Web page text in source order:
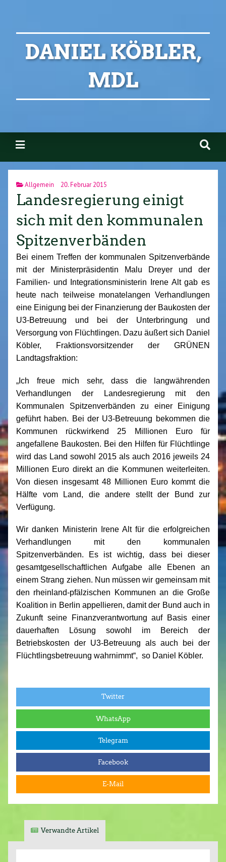
DANIEL KÖBLER,
MDL
Allgemein 20. Februar 2015
Landesregierung einigt
sich mit den kommunalen
Spitzenverbänden
Bei einem Treffen der kommunalen Spitzenverbände
mit der Ministerpräsidentin Malu Dreyer und der
Familien- und Integrationsministerin Irene Alt gab es
heute nach teilweise monatelangen Verhandlungen
eine Einigung bei der Finanzierung der Baukosten der
U3-Betreuung und bei der Unterbringung und
Versorgung von Flüchtlingen. Dazu äußert sich Daniel
Köbler, Fraktionsvorsitzender der GRÜNEN
Landtagsfraktion:
„Ich freue mich sehr, dass die langwährenden
Verhandlungen der Landesregierung mit den
Kommunalen Spitzenverbänden zu einer Einigung
geführt haben. Bei der U3-Betreuung bekommen die
Kommunen rückwirkend 25 Millionen Euro für
angefallene Baukosten. Bei den Hilfen für Flüchtlinge
wird das Land sowohl 2015 als auch 2016 jeweils 24
Millionen Euro direkt an die Kommunen weiterleiten.
Von diesen insgesamt 48 Millionen Euro kommt die
Hälfte vom Land, die andere stellt der Bund zur
Verfügung.
Wir danken Ministerin Irene Alt für die erfolgreichen
Verhandlungen mit den kommunalen
Spitzenverbänden. Es ist wichtig, dass bei dieser
gesamtgesellschaftlichen Aufgabe alle Ebenen an
einem Strang ziehen. Nun müssen wir gemeinsam mit
den rheinland-pfälzischen Kommunen an die Große
Koalition in Berlin appellieren, damit der Bund auch in
Zukunft seine Finanzverantwortung auf Basis einer
dauerhaften Lösung sowohl im Bereich der
Betriebskosten der U3-Betreuung als auch bei der
Flüchtlingsbetreuung wahrnimmt“, so Daniel Köbler.
Twitter
WhatsApp
Telegram
Facebook
E-Mail
Verwandte Artikel